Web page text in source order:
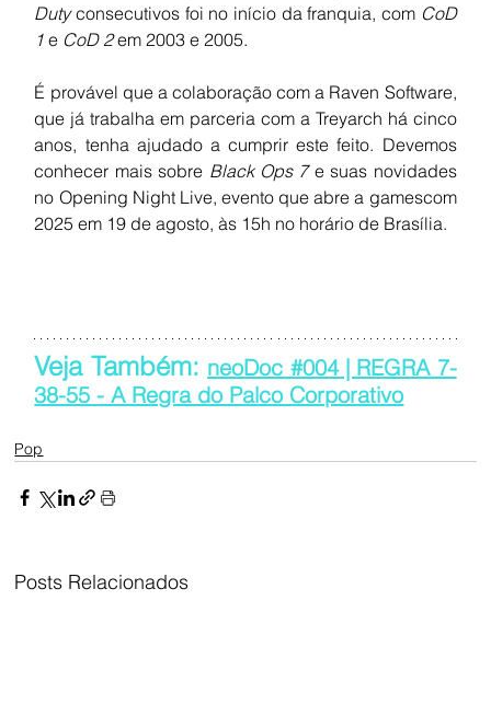
Duty consecutivos foi no início da franquia, com CoD
1 e CoD 2 em 2003 e 2005.
É provável que a colaboração com a Raven Software,
que já trabalha em parceria com a Treyarch há cinco
anos, tenha ajudado a cumprir este feito. Devemos
conhecer mais sobre Black Ops 7 e suas novidades
no Opening Night Live, evento que abre a gamescom
2025 em 19 de agosto, às 15h no horário de Brasília.
Veja Também: neoDoc #004 | REGRA 7-
38-55 - A Regra do Palco Corporativo
Pop
Posts Relacionados